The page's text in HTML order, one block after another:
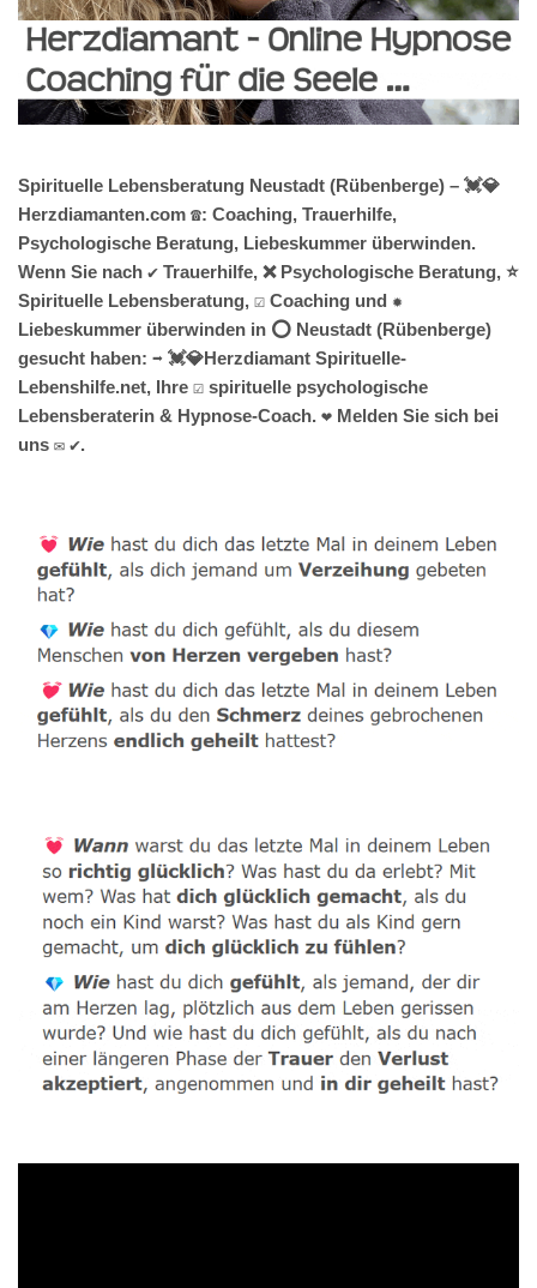
Spirituelle Lebensberatung Neustadt (Rübenberge) – 💓️💎
Herzdiamanten.com ☎️: Coaching, Trauerhilfe,
Psychologische Beratung, Liebeskummer überwinden.
Wenn Sie nach ✔️ Trauerhilfe, ❌ Psychologische Beratung, ⭐
Spirituelle Lebensberatung, ☑️ Coaching und ✹
Liebeskummer überwinden in ⭕ Neustadt (Rübenberge)
gesucht haben: ➡️ 💓️💎Herzdiamant Spirituelle-
Lebenshilfe.net, Ihre ☑️ spirituelle psychologische
Lebensberaterin & Hypnose-Coach. ❤ Melden Sie sich bei
uns ✉ ✔.